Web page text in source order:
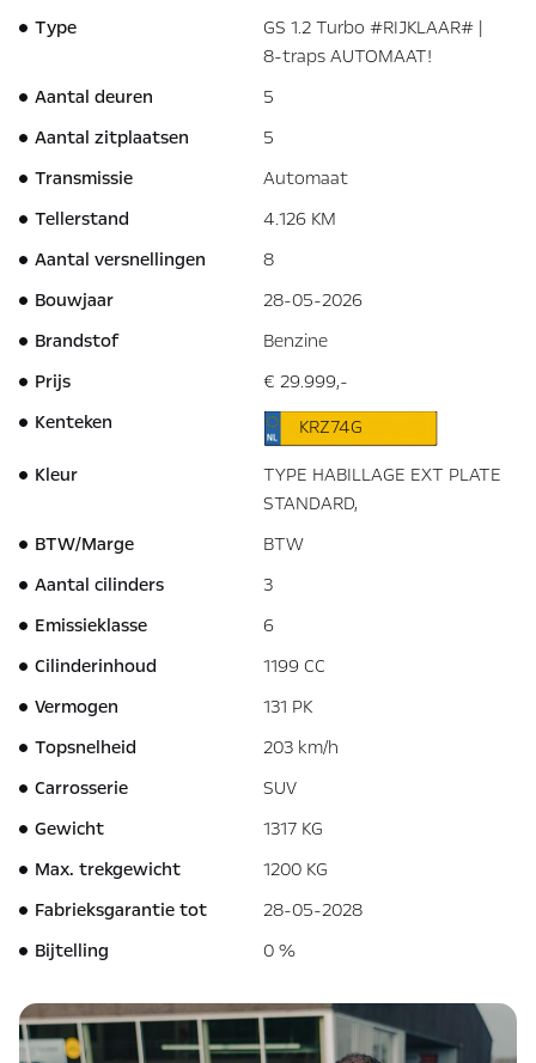
Type
GS 1.2 Turbo #RIJKLAAR# |
8-traps AUTOMAAT!
Aantal deuren
5
Aantal zitplaatsen
5
Transmissie
Automaat
Tellerstand
4.126 KM
Aantal versnellingen
8
Bouwjaar
28-05-2026
Brandstof
Benzine
Prijs
€ 29.999,-
Kenteken
KRZ74G
Kleur
TYPE HABILLAGE EXT PLATE
STANDARD,
BTW/Marge
BTW
Aantal cilinders
3
Emissieklasse
6
Cilinderinhoud
1199 CC
Vermogen
131 PK
Topsnelheid
203 km/h
Carrosserie
SUV
Gewicht
1317 KG
Max. trekgewicht
1200 KG
Fabrieksgarantie tot
28-05-2028
Bijtelling
0 %